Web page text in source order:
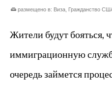
размещено в: Виза Гражданство
Жители будут бояться,
иммиграционную
очередь займется